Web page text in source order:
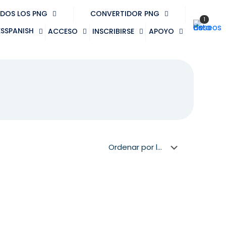
LOS PNG
CONVERTIDOR PNG
SPANISH
ACCESO INSCRIBIRSE APOYO
1